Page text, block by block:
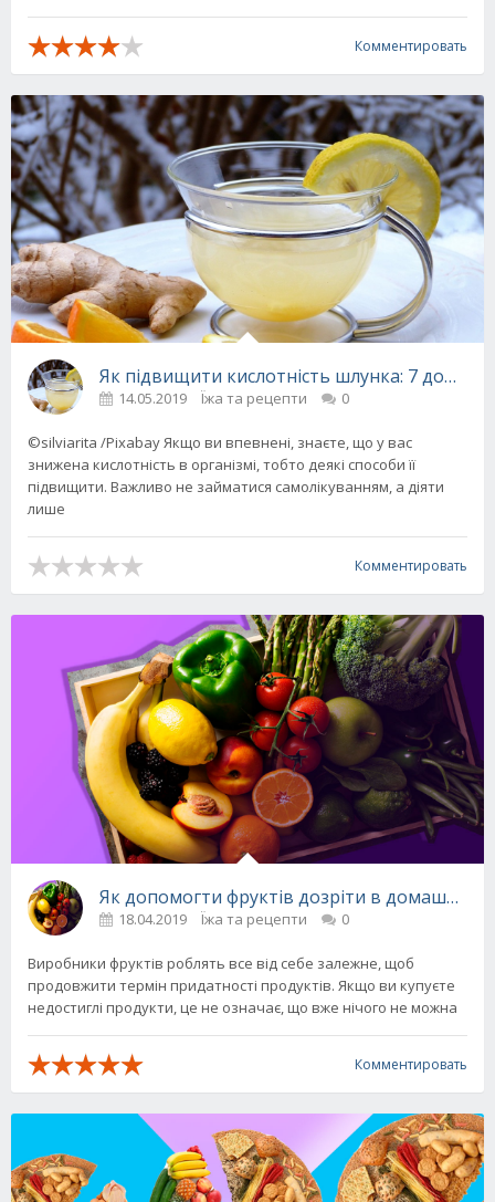
Комментировать
Як підвищити кислотність шлунка: 7
14.05.2019 Їжа та рецепти 0
©silviarita /Pixabay Якщо ви впевнені, знаєте, що у вас
знижена кислотність в організмі, тобто деякі способи її
підвищити. Важливо не займатися самолікуванням, а діяти
лише
Комментировать
Як допомогти фруктів дозріти в домашніх
18.04.2019 Їжа та рецепти 0
Виробники фруктів роблять все від себе залежне, щоб
продовжити термін придатності продуктів. Якщо ви купуєте
недостиглі продукти, це не означає, що вже нічого не можна
Комментировать